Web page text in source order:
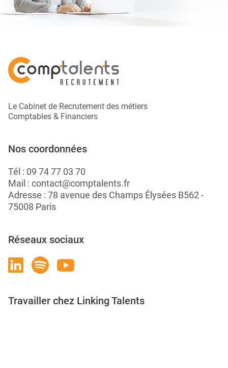
Le Cabinet de Recrutement des métiers
Comptables & Financiers
Nos coordonnées
Tél : 09 74 77 03 70
Mail : contact@comptalents.fr
Adresse : 78 avenue des Champs Élysées B562 -
75008 Paris
Réseaux sociaux
Travailler chez Linking Talents